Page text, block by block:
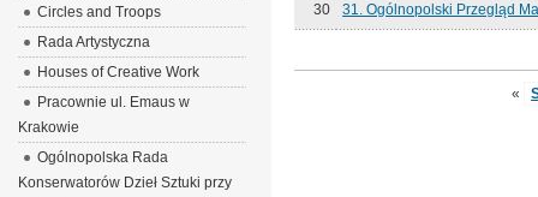
30 31. Ogólnopolski Przegląd
«
Circles and Troops
Rada Artystyczna
Houses of Creative Work
Pracownie ul. Emaus w
Krakowie
Ogólnopolska Rada
Konserwatorów Dzieł Sztuki przy